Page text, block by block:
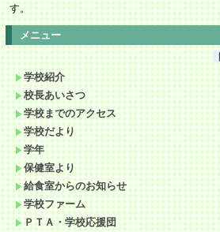
す。
メニュー
学校紹介
校長あいさつ
学校までのアクセス
学校だより
学年
保健室より
給食室からのお知らせ
学校ファーム
ＰＴＡ・学校応援団